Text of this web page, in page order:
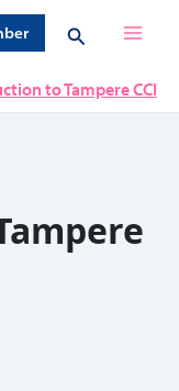
Hae
to Tampere CCI